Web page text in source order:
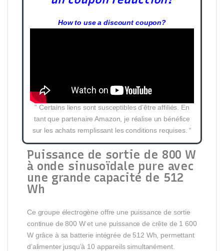
How to use a discount coupon?
” Certains liens sont susceptibles d’être affiliés. En
tant que partenaire Amazon, je réalise un bénéfice
sur les achats remplissant les conditions requises. “
Puissance de sortie de 800 W
à onde sinusoïdale pure avec
une grande capacité de 512
Wh
Ce groupe électrogène offre une puissance de sortie
continue de 800 W et une puissance de crête de 1 600
W grâce à sa batterie intégrée de 512 Wh, permettant
d’alimenter jusqu’à 10 appareils simultanément.